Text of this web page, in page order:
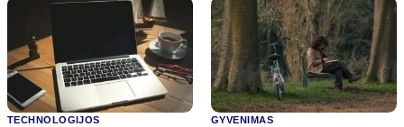
TECHNOLOGIJOS GYVENIMAS